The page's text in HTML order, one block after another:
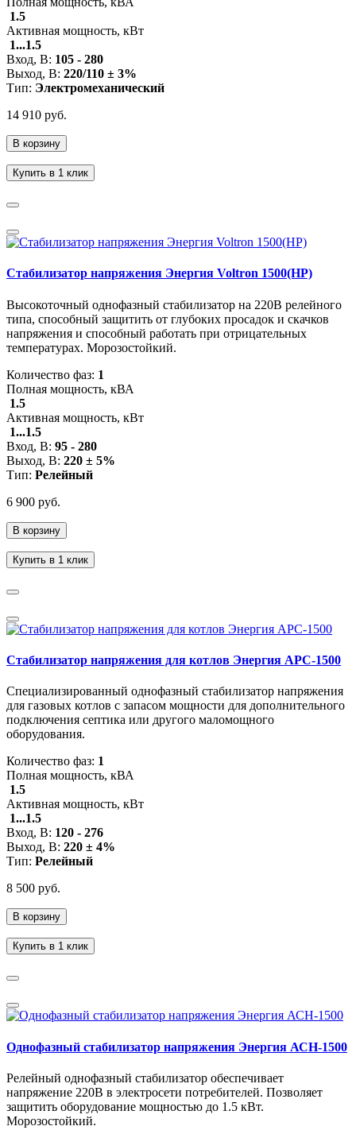
1.5
Активная мощность, кВт
1...1.5
Вход, В: 105 - 280
Выход, В: 220/110 ± 3%
Тип: Электромеханический
14 910 руб.
В корзину
Купить в 1 клик
Стабилизатор напряжения Энергия Voltron 1500(HP)
Высокоточный однофазный стабилизатор на 220В релейного
типа, способный защитить от глубоких просадок и скачков
напряжения и способный работать при отрицательных
температурах. Морозостойкий.
Количество фаз: 1
Полная мощность, кВА
1.5
Активная мощность, кВт
1...1.5
Вход, В: 95 - 280
Выход, В: 220 ± 5%
Тип: Релейный
6 900 руб.
В корзину
Купить в 1 клик
Стабилизатор напряжения для котлов Энергия АРС-1500
Специализированный однофазный стабилизатор напряжения
для газовых котлов с запасом мощности для дополнительного
подключения септика или другого маломощного
оборудования.
Количество фаз: 1
Полная мощность, кВА
1.5
Активная мощность, кВт
1...1.5
Вход, В: 120 - 276
Выход, В: 220 ± 4%
Тип: Релейный
8 500 руб.
В корзину
Купить в 1 клик
Однофазный стабилизатор напряжения Энергия АСН-1500
Релейный однофазный стабилизатор обеспечивает
напряжение 220В в электросети потребителей. Позволяет
защитить оборудование мощностью до 1.5 кВт.
Морозостойкий.